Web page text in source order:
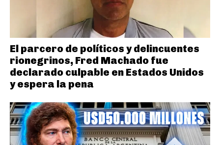
El parcero de políticos y delincuentes
rionegrinos, Fred Machado fue
declarado culpable en Estados Unidos
y espera la pena